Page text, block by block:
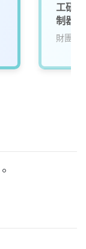
工研
制器
財團法